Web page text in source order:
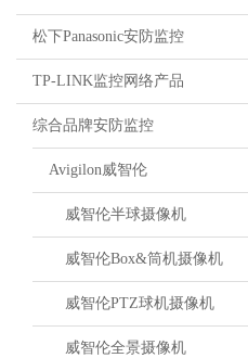
松下Panasonic安防监控
TP-LINK监控网络产品
综合品牌安防监控
Avigilon威智伦
威智伦半球摄像机
威智伦Box&筒机摄像机
威智伦PTZ球机摄像机
威智伦全景摄像机